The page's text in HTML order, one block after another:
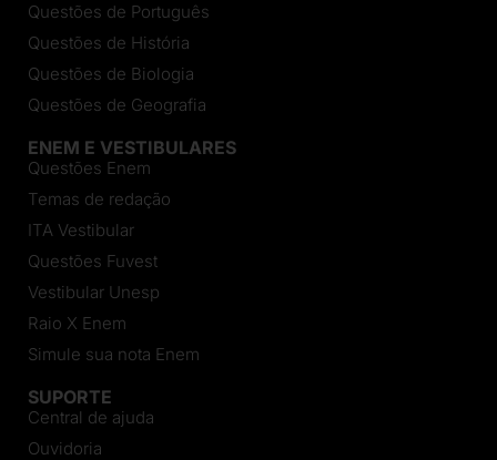
Questões de Português
Questões de História
Questões de Biologia
Questões de Geografia
ENEM E VESTIBULARES
Questões Enem
Temas de redação
ITA Vestibular
Questões Fuvest
Vestibular Unesp
Raio X Enem
Simule sua nota Enem
SUPORTE
Central de ajuda
Ouvidoria